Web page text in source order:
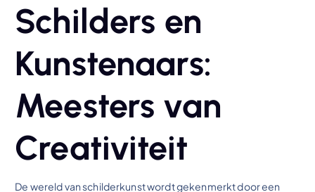
Schilders en
Kunstenaars:
Meesters van
Creativiteit
De wereld van schilderkunst wordt gekenmerkt door een